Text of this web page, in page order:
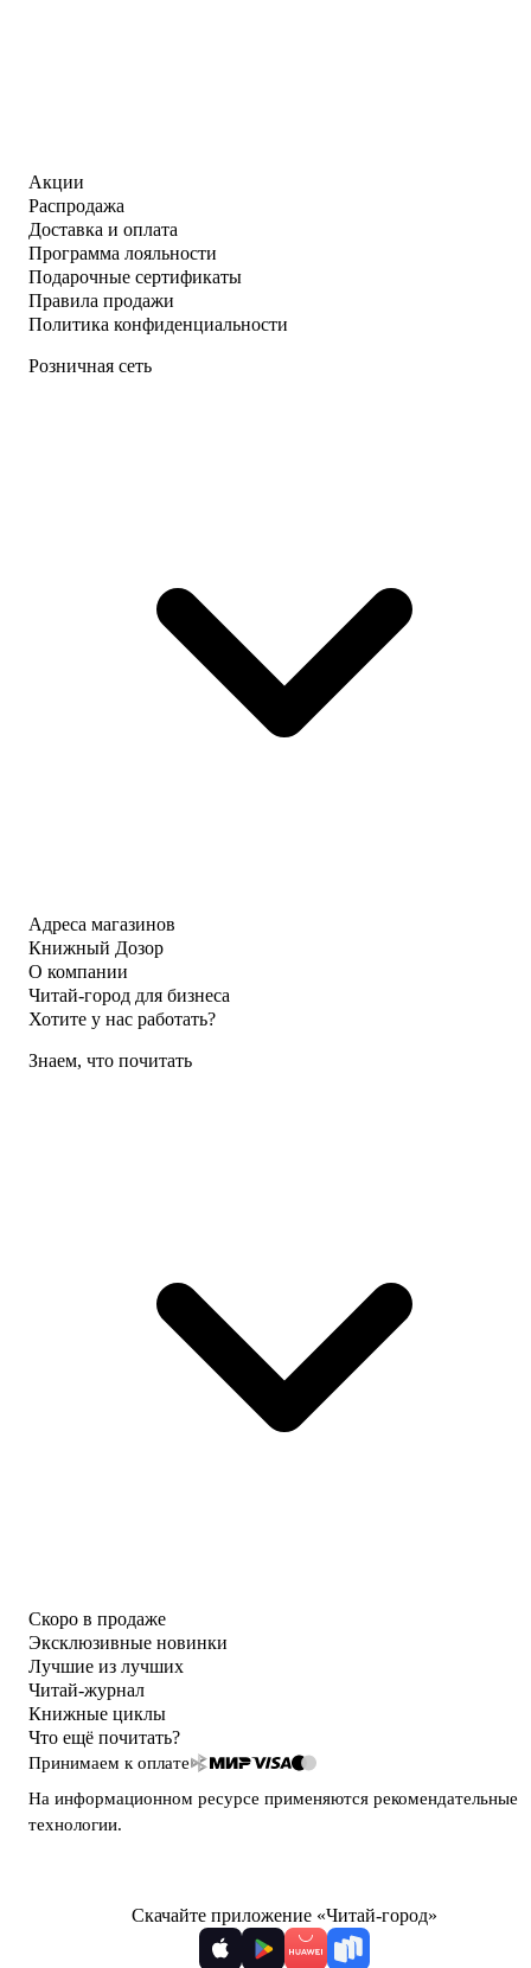
Акции
Распродажа
Доставка и оплата
Программа лояльности
Подарочные сертификаты
Правила продажи
Политика конфиденциальности
Розничная сеть
Адреса магазинов
Книжный Дозор
О компании
Читай-город для бизнеса
Хотите у нас работать?
Знаем, что почитать
Скоро в продаже
Эксклюзивные новинки
Лучшие из лучших
Читай-журнал
Книжные циклы
Что ещё почитать?
Принимаем к оплате
На информационном ресурсе применяются рекомендательные
технологии.
Скачайте приложение «Читай-город»